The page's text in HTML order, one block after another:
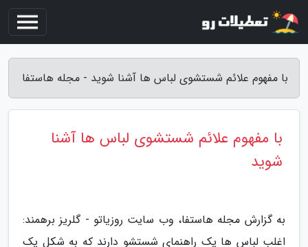
با مفهوم علائم شستشوی لباس ها آشنا شوید - مجله هاستفا
با مفهوم علائم شستشوی لباس ها آشنا
شوید
به گزارش مجله هاستفا، وب سایت روزیاتو - گلریز برهمند:
اغلب لباس ها یک راهنمای شستشو دارند که به شکل یک